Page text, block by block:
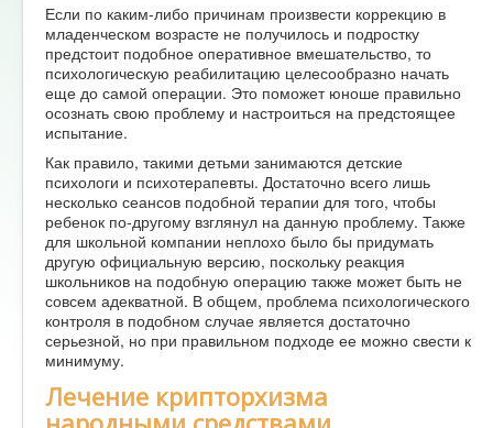
Если по каким-либо причинам произвести коррекцию в
младенческом возрасте не получилось и подростку
предстоит подобное оперативное вмешательство, то
психологическую реабилитацию целесообразно начать
еще до самой операции. Это поможет юноше правильно
осознать свою проблему и настроиться на предстоящее
испытание.
Как правило, такими детьми занимаются детские
психологи и психотерапевты. Достаточно всего лишь
несколько сеансов подобной терапии для того, чтобы
ребенок по-другому взглянул на данную проблему. Также
для школьной компании неплохо было бы придумать
другую официальную версию, поскольку реакция
школьников на подобную операцию также может быть не
совсем адекватной. В общем, проблема психологического
контроля в подобном случае является достаточно
серьезной, но при правильном подходе ее можно свести к
минимуму.
Лечение крипторхизма